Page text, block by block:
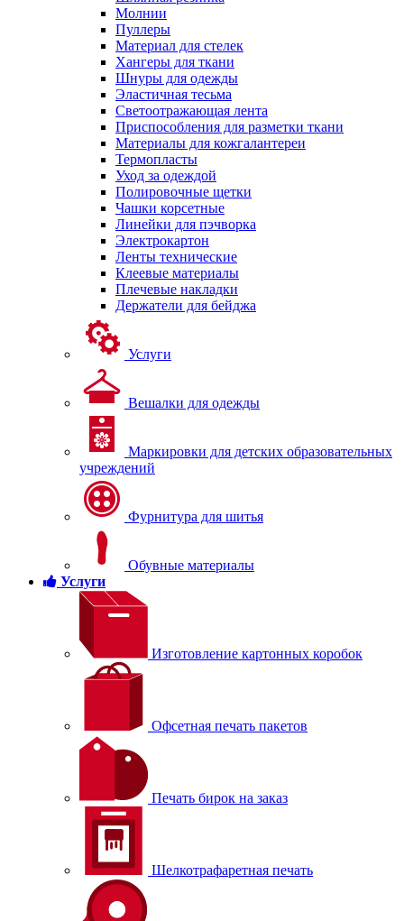
Молнии
Пуллеры
Материал для стелек
Хангеры для ткани
Шнуры для одежды
Эластичная тесьма
Светоотражающая лента
Приспособления для разметки ткани
Материалы для кожгалантереи
Термопласты
Уход за одеждой
Полировочные щетки
Чашки корсетные
Линейки для пэчворка
Электрокартон
Ленты технические
Клеевые материалы
Плечевые накладки
Держатели для бейджа
Услуги
Вешалки для одежды
Маркировки для детских образовательных
учреждений
Фурнитура для шитья
Обувные материалы
Услуги
Изготовление картонных коробок
Офсетная печать пакетов
Печать бирок на заказ
Шелкотрафаретная печать